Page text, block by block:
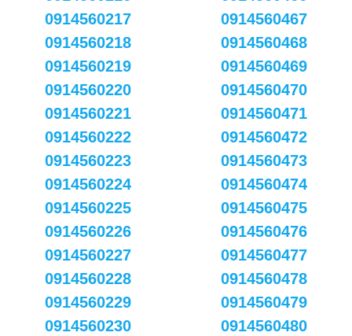
0914560217
0914560218
0914560219
0914560220
0914560221
0914560222
0914560223
0914560224
0914560225
0914560226
0914560227
0914560228
0914560229
0914560230
0914560467
0914560468
0914560469
0914560470
0914560471
0914560472
0914560473
0914560474
0914560475
0914560476
0914560477
0914560478
0914560479
0914560480